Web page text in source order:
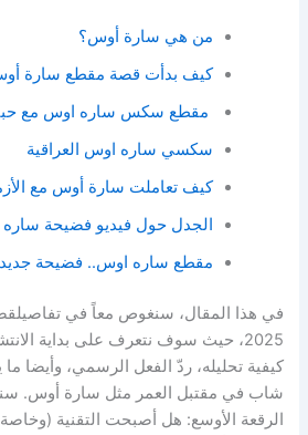
من هي سارة أوس؟
كيف بدأت قصة مقطع سارة
مقطع سكس ساره اوس مع
سكسي ساره اوس العراقية
كيف تعاملت سارة أوس مع
الجدل حول فيديو فضيحة ساره
مقطع ساره اوس.. فضيحة
في هذا المقال، سنغوص معاً في
2025، حيث سوف نتعرف على بداية
كيفية تحليله، ردّ الفعل الرسمي، وأيضا
شاب في مقتبل العمر مثل سارة أوس.
الرقعة الأوسع: هل أصبحت التقنية (وخاصة